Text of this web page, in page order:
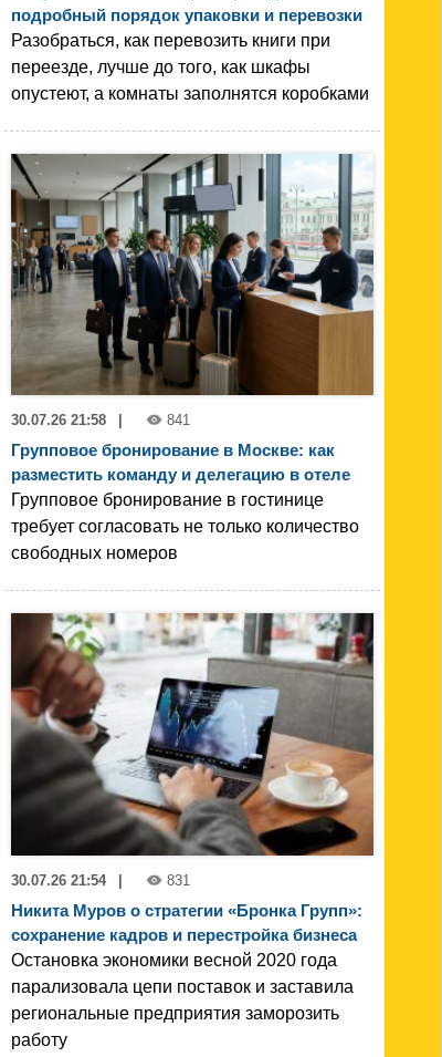
подробный порядок упаковки и перевозки
Разобраться, как перевозить книги при
переезде, лучше до того, как шкафы
опустеют, а комнаты заполнятся коробками
30.07.26 21:58 841
Групповое бронирование в Москве: как
разместить команду и делегацию в отеле
Групповое бронирование в гостинице
требует согласовать не только количество
свободных номеров
30.07.26 21:54 831
Никита Муров о стратегии «Бронка Групп»:
сохранение кадров и перестройка бизнеса
Остановка экономики весной 2020 года
парализовала цепи поставок и заставила
региональные предприятия заморозить
работу